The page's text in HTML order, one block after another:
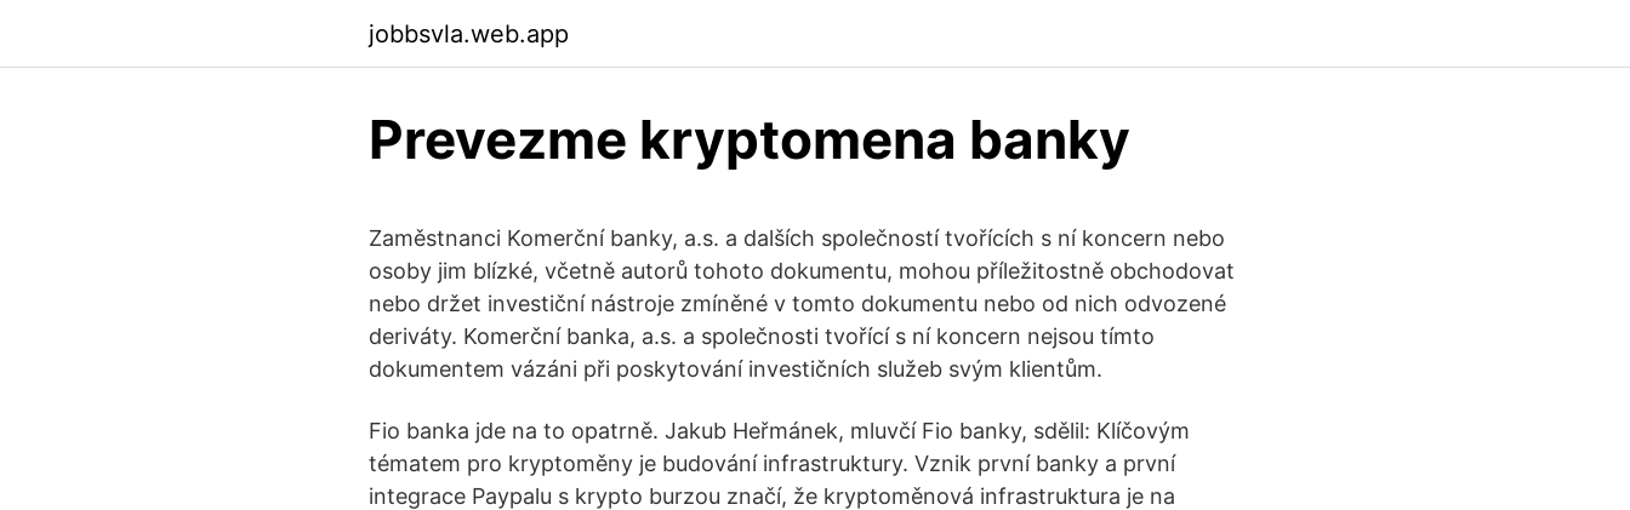
jobbsvla.web.app
Prevezme kryptomena banky
Zaměstnanci Komerční banky, a.s. a dalších společností tvořících s ní koncern nebo
osoby jim blízké, včetně autorů tohoto dokumentu, mohou příležitostně obchodovat
nebo držet investiční nástroje zmíněné v tomto dokumentu nebo od nich odvozené
deriváty. Komerční banka, a.s. a společnosti tvořící s ní koncern nejsou tímto
dokumentem vázáni při poskytování investičních služeb svým klientům.
Fio banka jde na to opatrně. Jakub Heřmánek, mluvčí Fio banky, sdělil: Klíčovým
tématem pro kryptoměny je budování infrastruktury. Vznik první banky a první
integrace Paypalu s krypto burzou značí, že kryptoměnová infrastruktura je na